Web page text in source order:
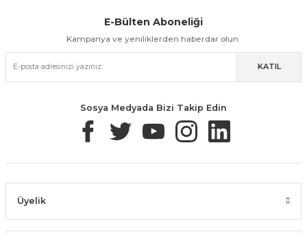
Kolay İade & Değişim Güvenli Alışveriş
Güvenli Paketleme Taksit / Havale İle Alışveriş Kolay İade & Değişim
E-Bülten Aboneliği
Kampanya ve yeniliklerden haberdar olun.
KATIL
Sosya Medyada Bizi Takip Edin
Üyelik